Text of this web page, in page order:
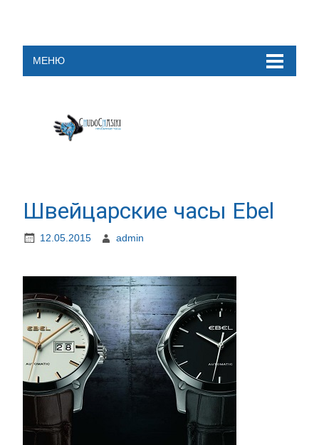
МЕНЮ
Швейцарские часы Ebel
12.05.2015 admin